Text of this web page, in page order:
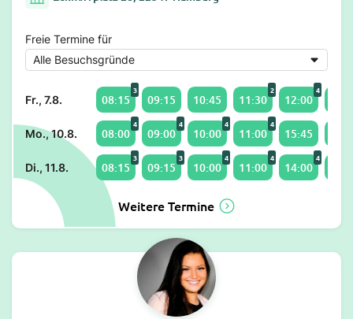
Freie Termine für
Fr., 7.8. 08:15
3
09:15 10:45 11:30
2
12:00
4
Mo., 10.8. 08:00
4
09:00
4
10:00
4
11:00
4
15:45
Di., 11.8. 08:15
3
09:15
3
10:00
4
11:00
4
14:00
4
Weitere Termine